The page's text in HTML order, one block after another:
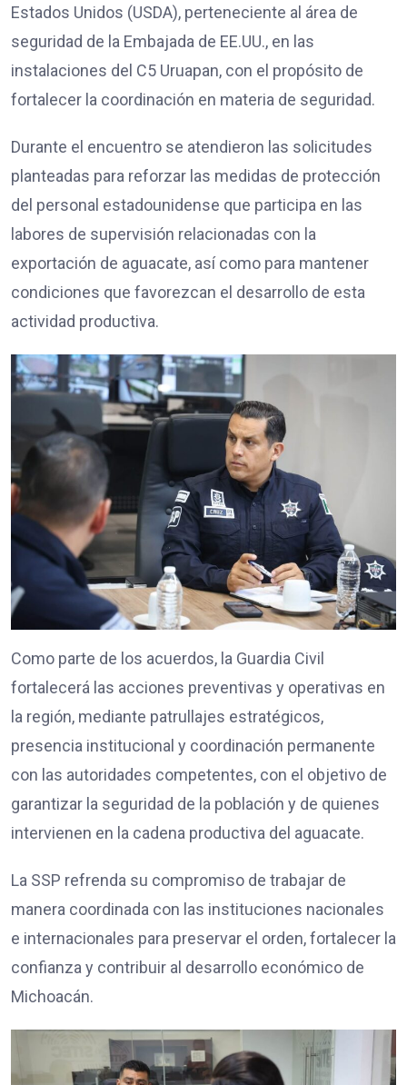
Estados Unidos (USDA), perteneciente al área de
seguridad de la Embajada de EE.UU., en las
instalaciones del C5 Uruapan, con el propósito de
fortalecer la coordinación en materia de seguridad.
Durante el encuentro se atendieron las solicitudes
planteadas para reforzar las medidas de protección
del personal estadounidense que participa en las
labores de supervisión relacionadas con la
exportación de aguacate, así como para mantener
condiciones que favorezcan el desarrollo de esta
actividad productiva.
Como parte de los acuerdos, la Guardia Civil
fortalecerá las acciones preventivas y operativas en
la región, mediante patrullajes estratégicos,
presencia institucional y coordinación permanente
con las autoridades competentes, con el objetivo de
garantizar la seguridad de la población y de quienes
intervienen en la cadena productiva del aguacate.
La SSP refrenda su compromiso de trabajar de
manera coordinada con las instituciones nacionales
e internacionales para preservar el orden, fortalecer la
confianza y contribuir al desarrollo económico de
Michoacán.